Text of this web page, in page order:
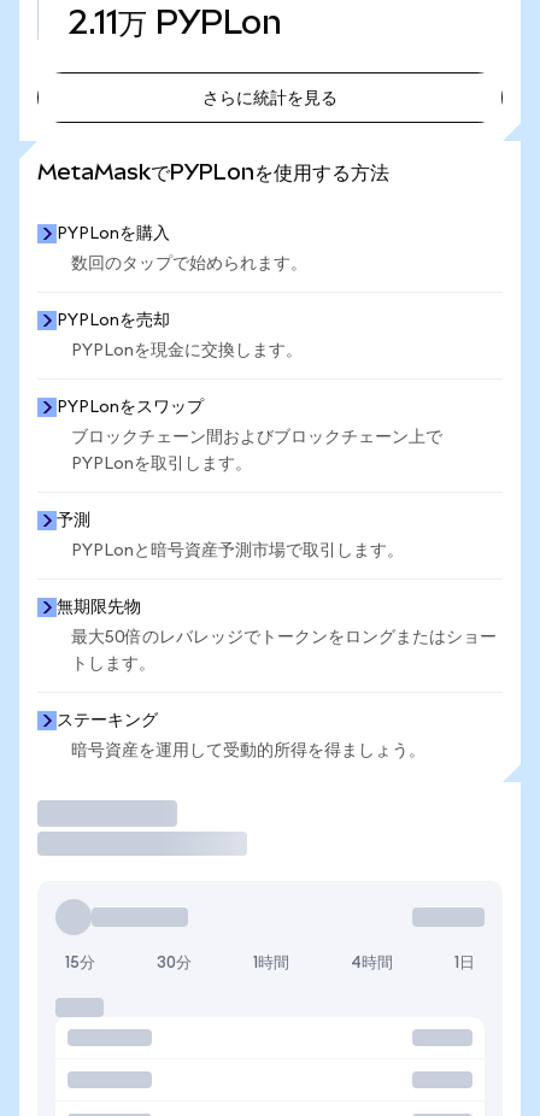
2.11万 PYPLon
さらに統計を見る
MetaMaskでPYPLonを使用する方法
PYPLonを購入
数回のタップで始められます。
PYPLonを売却
PYPLonを現金に交換します。
PYPLonをスワップ
ブロックチェーン間およびブロックチェーン上で
PYPLonを取引します。
予測
PYPLonと暗号資産予測市場で取引します。
無期限先物
最大50倍のレバレッジでトークンをロングまたはショー
トします。
ステーキング
暗号資産を運用して受動的所得を得ましょう。
15分 30分 1時間 4時間 1日